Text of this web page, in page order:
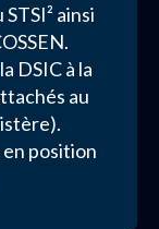
ainsi
DSIC à la
au
en position